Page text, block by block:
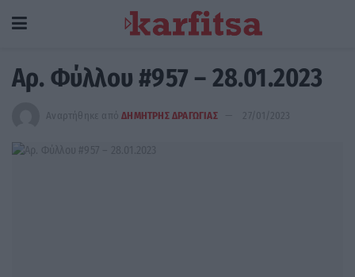
Αρ. Φύλλου #957 – 28.01.2023
Αναρτήθηκε από ΔΗΜΗΤΡΗΣ ΔΡΑΓΩΓΙΑΣ 27/01/2023